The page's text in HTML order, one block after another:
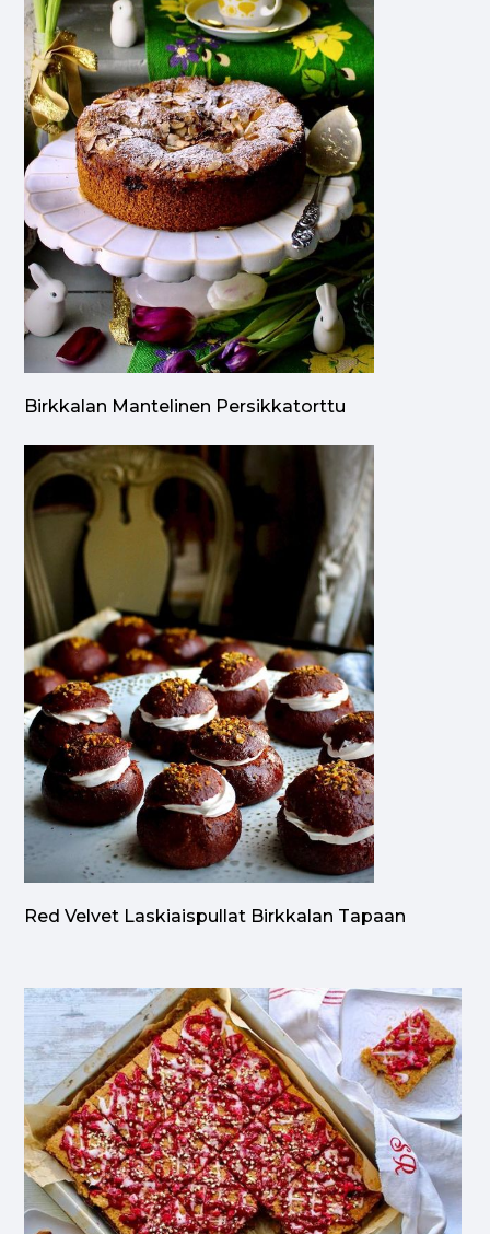
Birkkalan Mantelinen Persikkatorttu
Red Velvet Laskiaispullat Birkkalan Tapaan